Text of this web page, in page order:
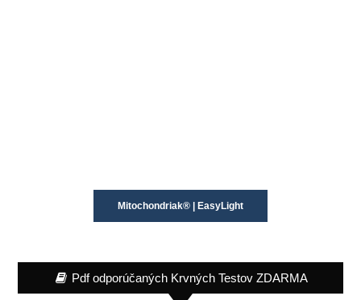
Mitochondriak® | EasyLight
Pdf odporúčaných Krvných Testov ZDARMA